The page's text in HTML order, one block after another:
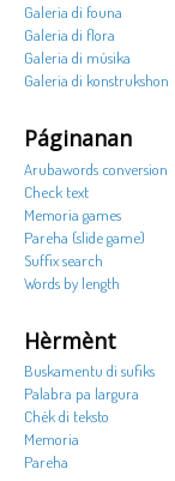
Galeria di founa
Galeria di flora
Galeria di músika
Galeria di konstrukshon
Páginanan
Arubawords conversion
Check text
Memoria games
Pareha (slide game)
Suffix search
Words by length
Hèrmènt
Buskamentu di sufiks
Palabra pa largura
Chèk di teksto
Memoria
Pareha